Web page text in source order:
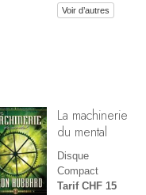
Voir d’autres
La machinerie
du mental
Disque
Compact
Tarif CHF 15